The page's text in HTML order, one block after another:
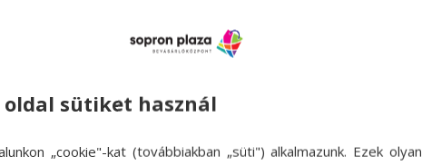
oldal sütiket használ
„cookie"-kat (továbbiakban „süti") alkalmazunk. Ezek olyan